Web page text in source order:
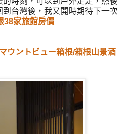
到台灣後，我又開時期待下一次
38家旅館房價
ウントビュー箱根/箱根山景酒